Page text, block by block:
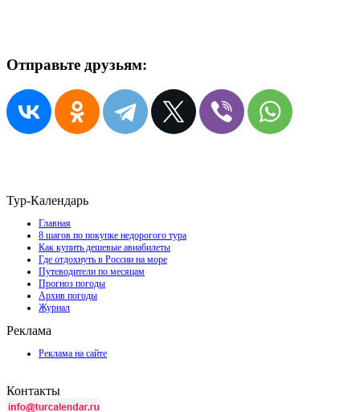
Отправьте друзьям:
Тур-Календарь
Главная
8 шагов по покупке недорогого тура
Как купить дешевые авиабилеты
Где отдохнуть в России на море
Путеводители по месяцам
Прогноз погоды
Архив погоды
Журнал
Реклама
Реклама на сайте
Контакты